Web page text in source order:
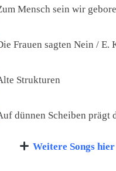
Mensch sein wir
Frauen sagten Nein / E.
Strukturen
dünnen Scheiben prägt
Weitere Songs